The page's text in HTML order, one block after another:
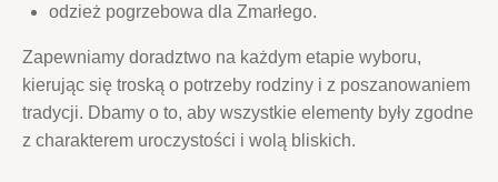
odzież pogrzebowa dla Zmarłego.
Zapewniamy doradztwo na każdym etapie wyboru,
kierując się troską o potrzeby rodziny i z poszanowaniem
tradycji. Dbamy o to, aby wszystkie elementy były zgodne
z charakterem uroczystości i wolą bliskich.